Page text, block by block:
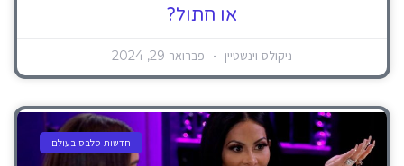
או חתול?
ניקולס וינשטיין פברואר 29, 2024
חדשות סלבס בעולם